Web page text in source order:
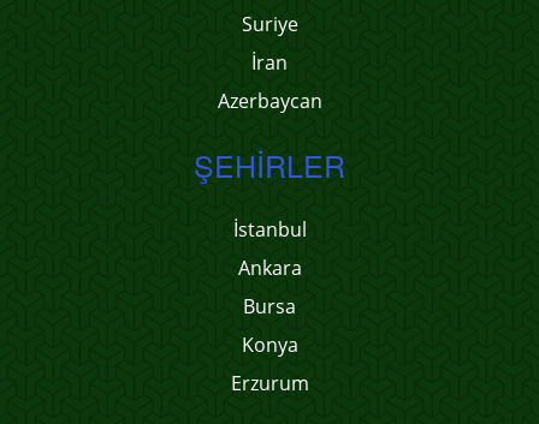
Suriye
İran
Azerbaycan
ŞEHIRLER
İstanbul
Ankara
Bursa
Konya
Erzurum